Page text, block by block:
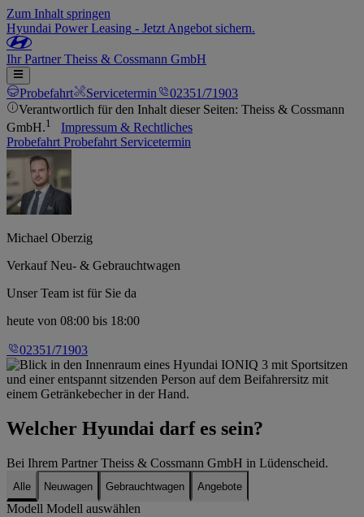
Zum Inhalt springen
Hyundai Power Leasing - Jetzt Angebot sichern.
IhrPartnerTheiss & Cossmann GmbH
Probefahrt Servicetermin
02351/71903
Verantwortlich für den Inhalt dieser Seiten: Theiss & Cossmann
GmbH.1
Impressum & Rechtliches
Probefahrt Probefahrt Servicetermin
Michael Oberzig
Verkauf Neu- & Gebrauchtwagen
Unser Team ist für Sie da
heute von 08:00 bis 18:00
02351/71903
Welcher Hyundai darf es sein?
Bei Ihrem Partner Theiss & Cossmann GmbH in Lüdenscheid.
Alle Neuwagen Gebrauchtwagen Angebote
Modell Modell auswählen